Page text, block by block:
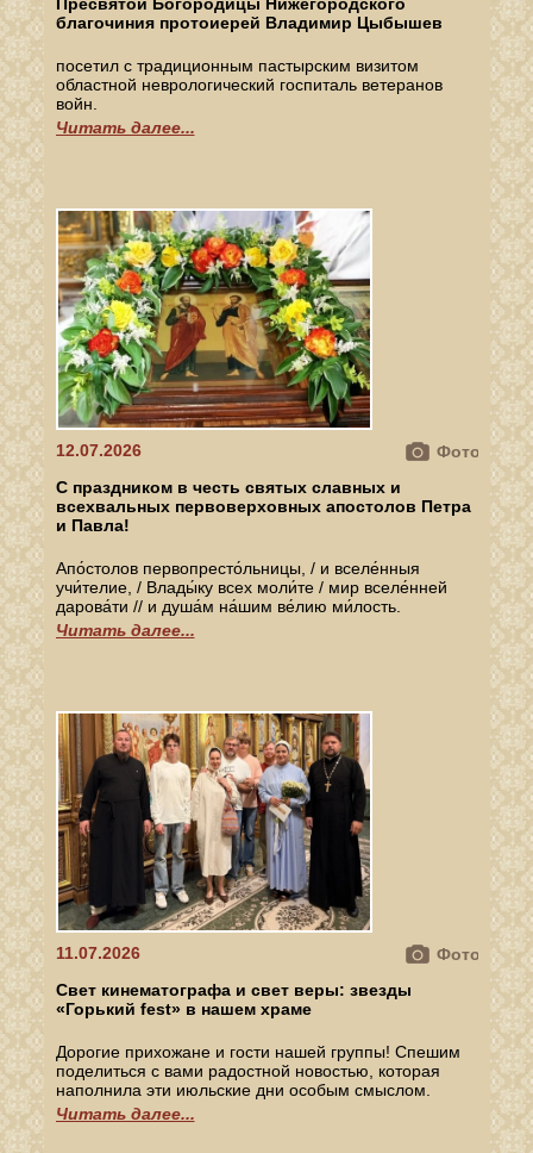
благочиния протоиерей Владимир Цыбышев
посетил с традиционным пастырским визитом
областной неврологический госпиталь ветеранов
войн.
Читать далее...
12.07.2026
Фото
С праздником в честь святых славных и
всехвальных первоверховных апостолов Петра
и Павла!
Апо́столов первопресто́льницы, / и вселе́нныя
учи́телие, / Влады́ку всех моли́те / мир вселе́нней
дарова́ти // и душа́м на́шим ве́лию ми́лость.
Читать далее...
11.07.2026
Фото
Свет кинематографа и свет веры: звезды
«Горький fest» в нашем храме
Дорогие прихожане и гости нашей группы! Спешим
поделиться с вами радостной новостью, которая
наполнила эти июльские дни особым смыслом.
Читать далее...